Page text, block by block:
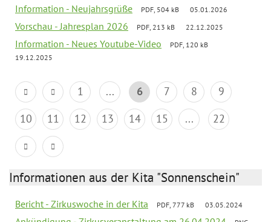
Information - Neujahrsgrüße PDF, 504 kB 05.01.2026
Vorschau - Jahresplan 2026 PDF, 213 kB 22.12.2025
Information - Neues Youtube-Video
PDF, 120 kB
19.12.2025
1 ... 6 7 8
9
10
11 12 13 14 15 ... 22
Informationen aus der Kita "Sonnenschein"
Bericht - Zirkuswoche in der Kita PDF, 777 kB 03.05.2024